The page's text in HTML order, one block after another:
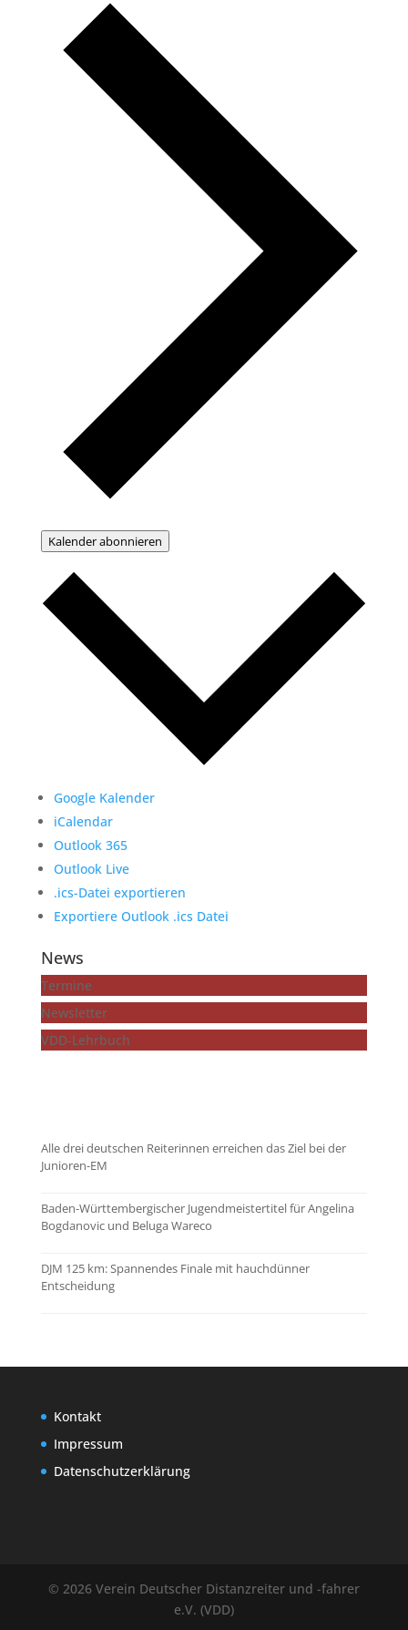
Kalender abonnieren
Google Kalender
iCalendar
Outlook 365
Outlook Live
.ics-Datei exportieren
Exportiere Outlook .ics Datei
News
Termine
Newsletter
VDD-Lehrbuch
Alle drei deutschen Reiterinnen erreichen das Ziel bei der
Junioren-EM
Baden-Württembergischer Jugendmeistertitel für Angelina
Bogdanovic und Beluga Wareco
DJM 125 km: Spannendes Finale mit hauchdünner
Entscheidung
Kontakt
Impressum
Datenschutzerklärung
© 2026 Verein Deutscher Distanzreiter und -fahrer
e.V. (VDD)